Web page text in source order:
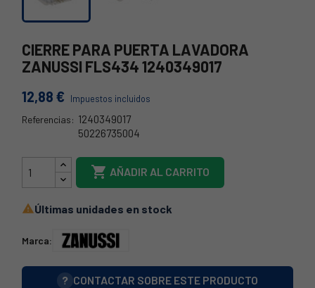
CIERRE PARA PUERTA LAVADORA
ZANUSSI FLS434 1240349017
12,88 € Impuestos incluidos
Referencias: 1240349017
50226735004
 AÑADIR AL CARRITO
Últimas unidades en stock
Marca:
? CONTACTAR SOBRE ESTE PRODUCTO